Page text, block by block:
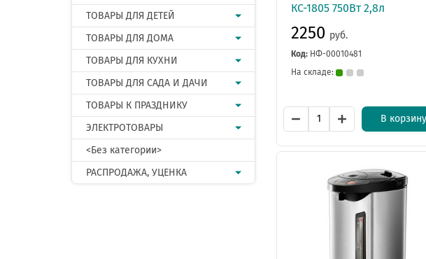
ТОВАРЫ ДЛЯ ДЕТЕЙ
ТОВАРЫ ДЛЯ ДОМА
ТОВАРЫ ДЛЯ КУХНИ
ТОВАРЫ ДЛЯ САДА И ДАЧИ
ТОВАРЫ К ПРАЗДНИКУ
ЭЛЕКТРОТОВАРЫ
<Без категории>
РАСПРОДАЖА, УЦЕНКА
КС-1805 750Вт 2,8л
2250 руб.
Код: НФ-00010481
На складе:
В корзину